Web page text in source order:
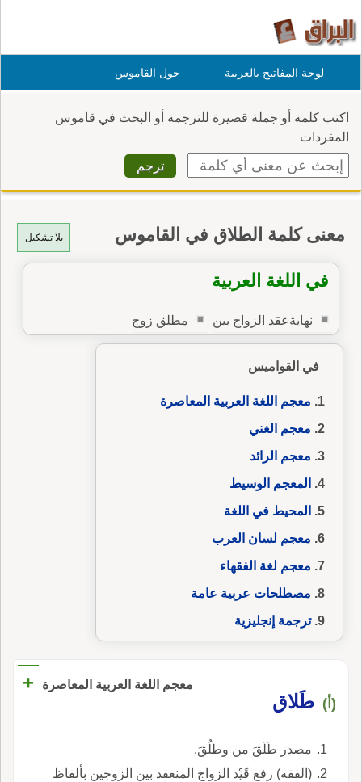
لوحة المفاتيح بالعربية حول القاموس
اكتب كلمة أو جملة قصيرة للترجمة أو البحث في قاموس
المفردات
بلا تشكيل معنى كلمة الطلاق في القاموس
في اللغة العربية
نهايةعقد الزواج بين مطلق زوج
في القواميس
معجم اللغة العربية المعاصرة
معجم الغني
معجم الرائد
المعجم الوسيط
المحيط في اللغة
معجم لسان العرب
معجم لغة الفقهاء
مصطلحات عربية عامة
ترجمة إنجليزية
معجم اللغة العربية المعاصرة +
(أ) طَلاق
مصدر طَلَقَ من وطلُقَ.
(الفقه) رفع قَيْد الزواج المنعقد بين الزوجين بألفاظ